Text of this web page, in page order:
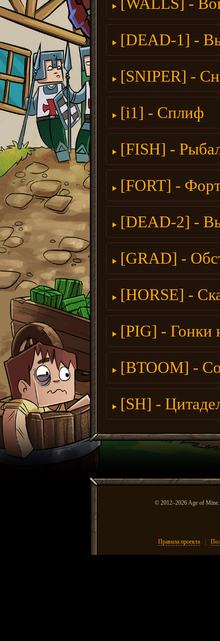
[DEAD-1] -
[SNIPER] -
[i1] - Сплиф
[FISH] -
[FORT] -
[DEAD-2] -
[GRAD] -
[HORSE] -
[PIG] - Гонки
[BTOOM] -
[SH] -
© 2012–2026 Age of
Правила проекта